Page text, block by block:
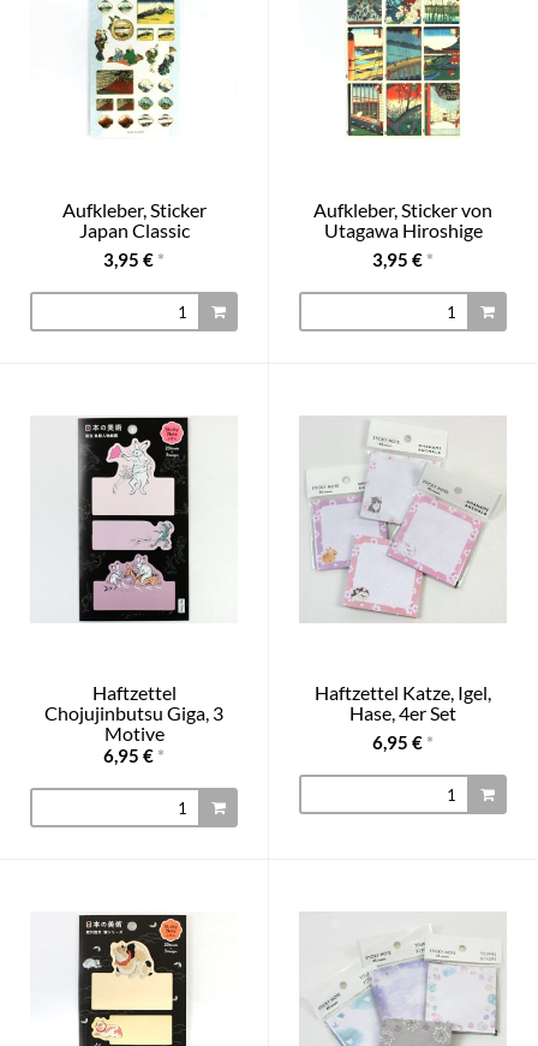
Aufkleber, Sticker
Japan Classic
3,95 € *
Aufkleber, Sticker von
Utagawa Hiroshige
3,95 € *
Haftzettel
Chojujinbutsu Giga, 3
Motive
6,95 € *
Haftzettel Katze, Igel,
Hase, 4er Set
6,95 € *